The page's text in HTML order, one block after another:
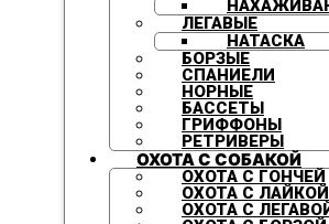
ЛЕГАВЫЕ
НАТАСКА
БОРЗЫЕ
СПАНИЕЛИ
НОРНЫЕ
БАССЕТЫ
ГРИФФОНЫ
РЕТРИВЕРЫ
ОХОТА С СОБАКОЙ
ОХОТА С ГОНЧЕЙ
ОХОТА С ЛАЙКОЙ
ОХОТА С